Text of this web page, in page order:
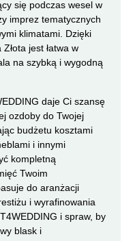
się podczas wesel w
imprez tematycznych
klimatami. Dzięki
jest łatwa w
na szybką i wygodną
daje Ci szansę
ozdoby do Twojej
budżetu kosztami
i innymi
kompletną
Twoim
do aranżacji
i wyrafinowania
i spraw, by
blask i